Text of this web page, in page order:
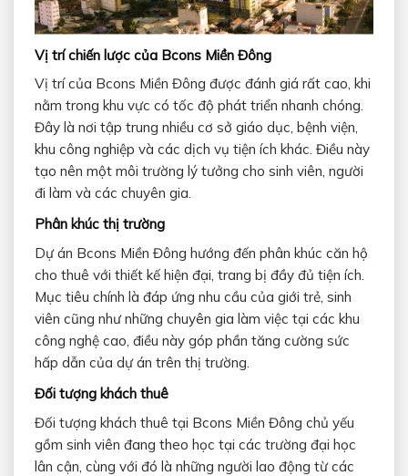
Vị trí chiến lược của Bcons Miền Đông
Vị trí của Bcons Miền Đông được đánh giá rất cao, khi
nằm trong khu vực có tốc độ phát triển nhanh chóng.
Đây là nơi tập trung nhiều cơ sở giáo dục, bệnh viện,
khu công nghiệp và các dịch vụ tiện ích khác. Điều này
tạo nên một môi trường lý tưởng cho sinh viên, người
đi làm và các chuyên gia.
Phân khúc thị trường
Dự án Bcons Miền Đông hướng đến phân khúc căn hộ
cho thuê với thiết kế hiện đại, trang bị đầy đủ tiện ích.
Mục tiêu chính là đáp ứng nhu cầu của giới trẻ, sinh
viên cũng như những chuyên gia làm việc tại các khu
công nghệ cao, điều này góp phần tăng cường sức
hấp dẫn của dự án trên thị trường.
Đối tượng khách thuê
Đối tượng khách thuê tại Bcons Miền Đông chủ yếu
gồm sinh viên đang theo học tại các trường đại học
lân cận, cùng với đó là những người lao động từ các